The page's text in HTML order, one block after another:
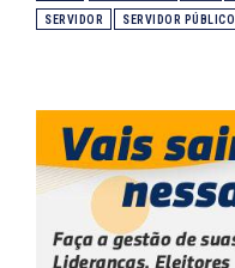
SERVIDOR SERVIDOR PÚBLICO